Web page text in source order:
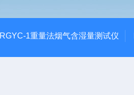
RGYC-1重量法烟气含湿量测试仪